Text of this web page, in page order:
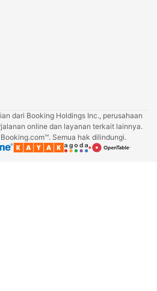
dari Booking Holdings Inc., perusahaan
online dan layanan terkait lainnya.
Semua hak dilindungi.